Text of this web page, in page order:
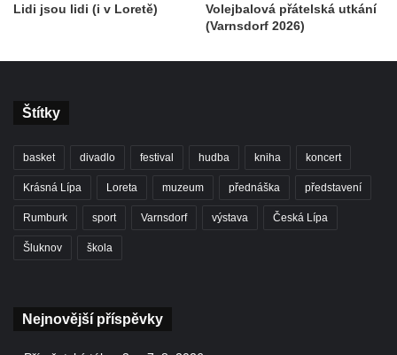
Lidi jsou lidi (i v Loretě)
Volejbalová přátelská utkání
(Varnsdorf 2026)
Štítky
basket divadlo festival hudba kniha koncert
Krásná Lípa Loreta muzeum přednáška představení
Rumburk sport Varnsdorf výstava Česká Lípa
Šluknov škola
Nejnovější příspěvky